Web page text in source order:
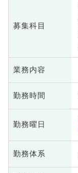
募集科目
業務内容
勤務時間
勤務曜日
勤務体系